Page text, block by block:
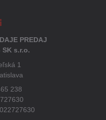
PREDAJ
SK s.r.o.
1
238